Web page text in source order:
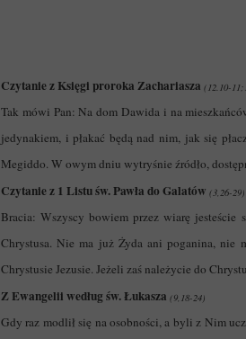
Czytanie z Księgi proroka Zachariasza (12.10-
Tak mówi Pan: Na dom Dawida i na
jedynakiem, i płakać będą nad nim, jak się
Megiddo. W owym dniu wytryśnie źródło,
Czytanie z 1 Listu św. Pawła do Galatów (3,26-29)
Bracia: Wszyscy bowiem przez wiarę
Chrystusa. Nie ma już Żyda ani poganina, nie
Chrystusie Jezusie. Jeżeli zaś należycie do
Z Ewangelii według św. Łukasza (9,18-24)
Gdy raz modlił się na osobności, a byli z Nim